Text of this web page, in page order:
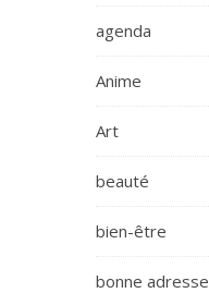
agenda
Anime
Art
beauté
bien-être
bonne adresse